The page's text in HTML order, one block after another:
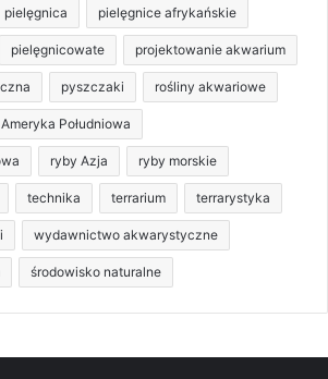
pielęgnica pielęgnice afrykańskie
pielęgnicowate projektowanie akwarium
pyszczaki rośliny akwariowe
Południowa
ryby Azja ryby morskie
technika terrarium terrarystyka
wydawnictwo akwarystyczne
środowisko naturalne